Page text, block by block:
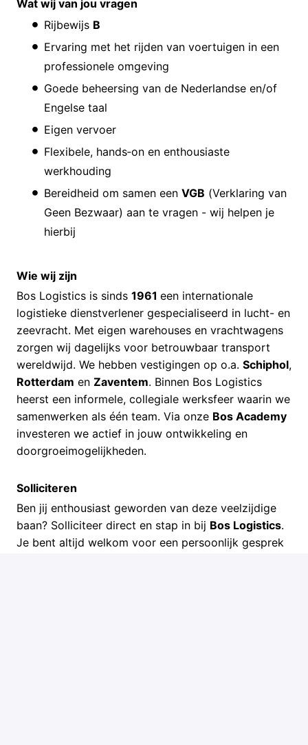
Wat wij van jou vragen
Rijbewijs B
Ervaring met het rijden van voertuigen in een
professionele omgeving
Goede beheersing van de Nederlandse en/of
Engelse taal
Eigen vervoer
Flexibele, hands‑on en enthousiaste
werkhouding
Bereidheid om samen een VGB (Verklaring van
Geen Bezwaar) aan te vragen - wij helpen je
hierbij
Wie wij zijn
Bos Logistics is sinds 1961 een internationale
logistieke dienstverlener gespecialiseerd in lucht- en
zeevracht. Met eigen warehouses en vrachtwagens
zorgen wij dagelijks voor betrouwbaar transport
wereldwijd. We hebben vestigingen op o.a. Schiphol,
Rotterdam en Zaventem. Binnen Bos Logistics
heerst een informele, collegiale werksfeer waarin we
samenwerken als één team. Via onze Bos Academy
investeren we actief in jouw ontwikkeling en
doorgroeimogelijkheden.
Solliciteren
Ben jij enthousiast geworden van deze veelzijdige
baan? Solliciteer direct en stap in bij Bos Logistics.
Je bent altijd welkom voor een persoonlijk gesprek